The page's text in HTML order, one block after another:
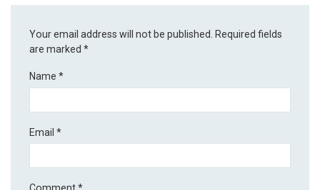
Your email address will not be published. Required fields
are marked*
Name*
Email*